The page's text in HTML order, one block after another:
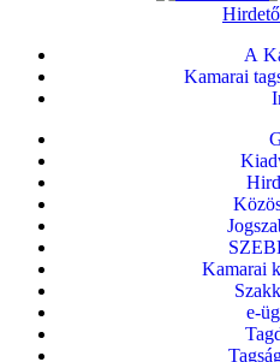
A
Kamarai
Kamarai
e-